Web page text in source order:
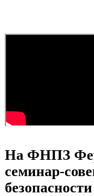
На ФНПЗ
семинар-